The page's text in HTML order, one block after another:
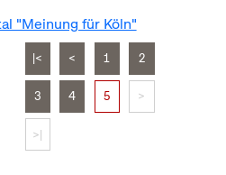
"Meinung für Köln"
|< < 1 2
3 4 5 >
>|